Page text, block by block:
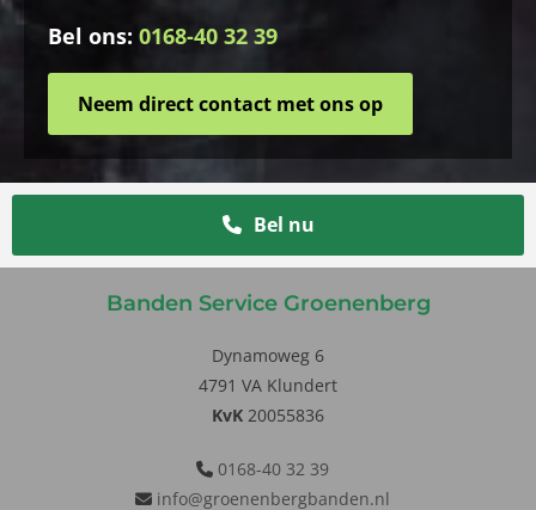
Bel ons: 0168-40 32 39
Neem direct contact met ons op
Bel nu
Banden Service Groenenberg
Dynamoweg 6
4791 VA Klundert
KvK 20055836
 0168-40 32 39
 info@groenenbergbanden.nl